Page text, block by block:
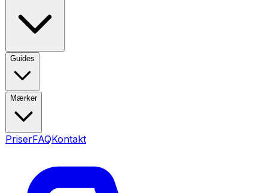
Guides
Mærker
PriserFAQKontakt